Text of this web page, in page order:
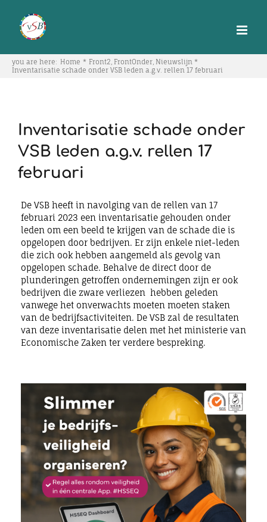
content
you are here: Home Front2 FrontOnder Nieuwslijn
Inventarisatie schade onder VSB leden a.g.v. rellen 17 februari
Inventarisatie schade onder
VSB leden a.g.v. rellen 17
februari
De VSB heeft in navolging van de rellen van 17
februari 2023 een inventarisatie gehouden onder
leden om een beeld te krijgen van de schade die is
opgelopen door bedrijven. Er zijn enkele niet-leden
die zich ook hebben aangemeld als gevolg van
opgelopen schade. Behalve de direct door de
plunderingen getroffen ondernemingen zijn er ook
bedrijven die zware verliezen hebben geleden
vanwege het onverwachts moeten moeten staken
van de bedrijfsactiviteiten. De VSB zal de resultaten
van deze inventarisatie delen met het ministerie van
Economische Zaken ter verdere bespreking.